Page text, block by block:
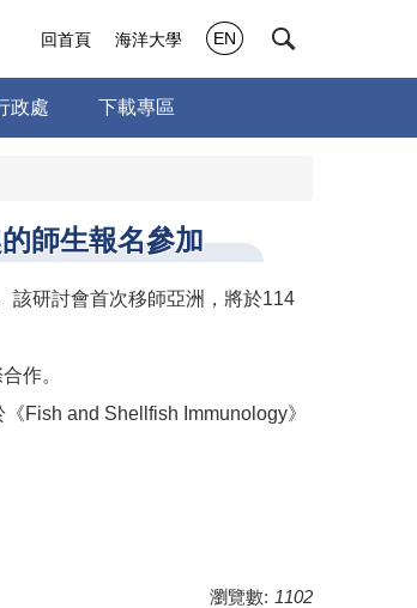
回首頁 海洋大學 EN
政處 下載專區
師生報名參加
該研討會首次移師亞洲，將於114
作。
Fish and Shellfish Immunology》
瀏覽數: 1102